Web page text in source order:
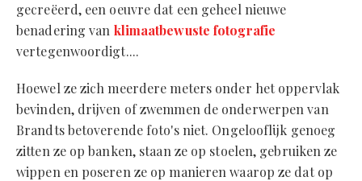
gecreëerd, een oeuvre dat een geheel nieuwe
benadering van klimaatbewuste fotografie
vertegenwoordigt....
Hoewel ze zich meerdere meters onder het oppervlak
bevinden, drijven of zwemmen de onderwerpen van
Brandts betoverende foto's niet. Ongelooflijk genoeg
zitten ze op banken, staan ​​ze op stoelen, gebruiken ze
wippen en poseren ze op manieren waarop ze dat op